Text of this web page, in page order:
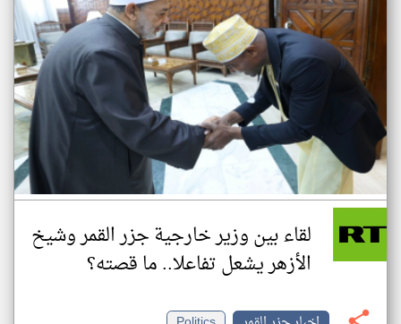
لقاء بين وزير خارجية جزر القمر وشيخ
الأزهر يشعل تفاعلا.. ما قصته؟